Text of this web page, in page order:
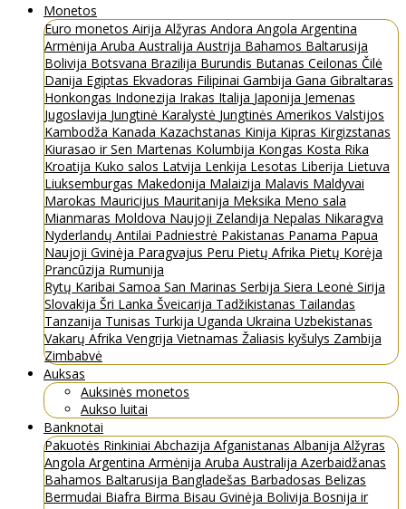
Monetos
Euro monetos Airija Alžyras Andora Angola Argentina
Armėnija Aruba Australija Austrija Bahamos Baltarusija
Bolivija Botsvana Brazilija Burundis Butanas Ceilonas Čilė
Danija Egiptas Ekvadoras Filipinai Gambija Gana Gibraltaras
Honkongas Indonezija Irakas Italija Japonija Jemenas
Jugoslavija Jungtinė Karalystė Jungtinės Amerikos Valstijos
Kambodža Kanada Kazachstanas Kinija Kipras Kirgizstanas
Kiurasao ir Sen Martenas Kolumbija Kongas Kosta Rika
Kroatija Kuko salos Latvija Lenkija Lesotas Liberija Lietuva
Liuksemburgas Makedonija Malaizija Malavis Maldyvai
Marokas Mauricijus Mauritanija Meksika Meno sala
Mianmaras Moldova Naujoji Zelandija Nepalas Nikaragva
Nyderlandų Antilai Padniestrė Pakistanas Panama Papua
Naujoji Gvinėja Paragvajus Peru Pietų Afrika Pietų Korėja
Prancūzija Rumunija
Rytų Karibai Samoa San Marinas Serbija Siera Leonė Sirija
Slovakija Šri Lanka Šveicarija Tadžikistanas Tailandas
Tanzanija Tunisas Turkija Uganda Ukraina Uzbekistanas
Vakarų Afrika Vengrija Vietnamas Žaliasis kyšulys Zambija
Zimbabvė
Auksas
Auksinės monetos
Aukso luitai
Banknotai
Pakuotės Rinkiniai Abchazija Afganistanas Albanija Alžyras
Angola Argentina Armėnija Aruba Australija Azerbaidžanas
Bahamos Baltarusija Bangladešas Barbadosas Belizas
Bermudai Biafra Birma Bisau Gvinėja Bolivija Bosnija ir